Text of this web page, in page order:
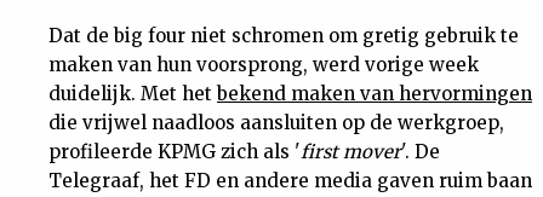
Dat de big four niet schromen om gretig gebruik te
maken van hun voorsprong, werd vorige week
duidelijk. Met hetbekend maken van hervormingen
die vrijwel naadloos aansluiten op de werkgroep,
profileerde KPMG zich als 'first mover'. De
Telegraaf, het FD en andere media gaven ruim baan